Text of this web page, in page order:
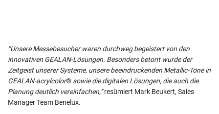
“Unsere Messebesucher waren durchweg begeistert von den
innovativen GEALAN-Lösungen. Besonders betont wurde der
Zeitgeist unserer Systeme, unsere beeindruckenden Metallic-Töne in
GEALAN-acrylcolor® sowie die digitalen Lösungen, die auch die
Planung deutlich vereinfachen,”resümiert Mark Beukert, Sales
Manager Team Benelux.